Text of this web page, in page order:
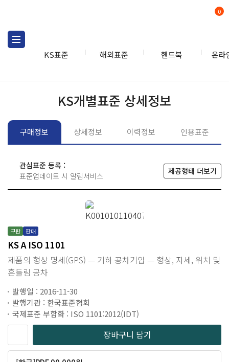
KS표준 해외표준 핸드북 온라
0
KS개별표준 상세정보
구매정보 상세정보 이력정보 인용표준
관심표준 등록 :
표준업데이트 시 알림서비스
제공형태 더보기
구판 판매
KS A ISO 1101
제품의 형상 명세(GPS) — 기하 공차기입 — 형상, 자세, 위치 및
흔들림 공차
발행일 : 2016-11-30
발행기관 : 한국표준협회
국제표준 부합화 : ISO 1101:2012(IDT)
장바구니 담기